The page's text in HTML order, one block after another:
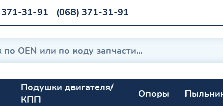
371-31-91 (068) 371-31-91
Подушки двигателя/
КПП
Опоры